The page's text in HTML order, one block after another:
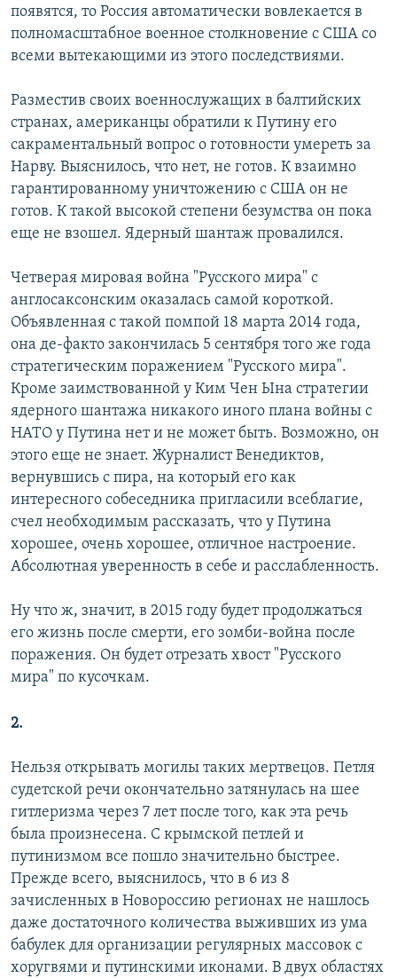
появятся, то Россия автоматически вовлекается в
полномасштабное военное столкновение с США со
всеми вытекающими из этого последствиями.
Разместив своих военнослужащих в балтийских
странах, американцы обратили к Путину его
сакраментальный вопрос о готовности умереть за
Нарву. Выяснилось, что нет, не готов. К взаимно
гарантированному уничтожению с США он не
готов. К такой высокой степени безумства он пока
еще не взошел. Ядерный шантаж провалился.
Четверая мировая война "Русского мира" с
англосаксонским оказалась самой короткой.
Объявленная с такой помпой 18 марта 2014 года,
она де-факто закончилась 5 сентября того же года
стратегическим поражением "Русского мира".
Кроме заимствованной у Ким Чен Ына стратегии
ядерного шантажа никакого иного плана войны с
НАТО у Путина нет и не может быть. Возможно, он
этого еще не знает. Журналист Венедиктов,
вернувшись с пира, на который его как
интересного собеседника пригласили всеблагие,
счел необходимым рассказать, что у Путина
хорошее, очень хорошее, отличное настроение.
Aбсолютная уверенность в себе и расслабленность.
Ну что ж, значит, в 2015 году будет продолжаться
его жизнь после смерти, его зомби-война после
поражения. Он будет отрезать хвост "Русского
мира" по кусочкам.
2.
Нельзя открывать могилы таких мертвецов. Петля
судетской речи окончательно затянулась на шее
гитлеризма через 7 лет после того, как эта речь
была произнесена. С крымской петлей и
путинизмом все пошло значительно быстрее.
Прежде всего, выяснилось, что в 6 из 8
зачисленных в Новороссию регионах не нашлось
даже достаточного количества выживших из ума
бабулек для организации регулярных массовок с
хоругвями и путинскими иконами. В двух областях